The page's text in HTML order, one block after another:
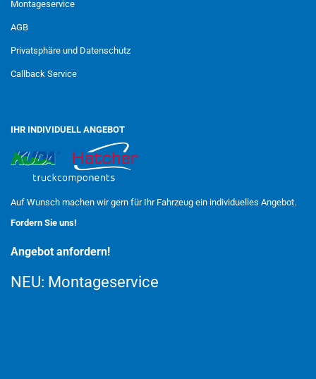
Montageservice
AGB
Privatsphäre und Datenschutz
Callback Service
IHR INDIVIDUELL ANGEBOT
Auf Wunsch machen wir gern für Ihr Fahrzeug ein individuelles Angebot.
Fordern Sie uns!
Angebot anfordern!
NEU: Montageservice